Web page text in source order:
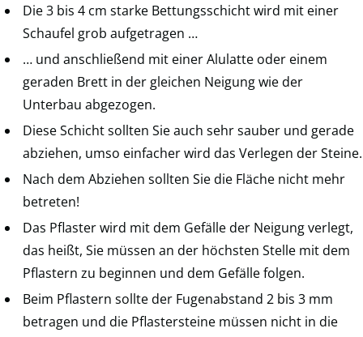
Die 3 bis 4 cm starke Bettungsschicht wird mit einer
Schaufel grob aufgetragen …
… und anschließend mit einer Alulatte oder einem
geraden Brett in der gleichen Neigung wie der
Unterbau abgezogen.
Diese Schicht sollten Sie auch sehr sauber und gerade
abziehen, umso einfacher wird das Verlegen der Steine.
Nach dem Abziehen sollten Sie die Fläche nicht mehr
betreten!
Das Pflaster wird mit dem Gefälle der Neigung verlegt,
das heißt, Sie müssen an der höchsten Stelle mit dem
Pflastern zu beginnen und dem Gefälle folgen.
Beim Pflastern sollte der Fugenabstand 2 bis 3 mm
betragen und die Pflastersteine müssen nicht in die